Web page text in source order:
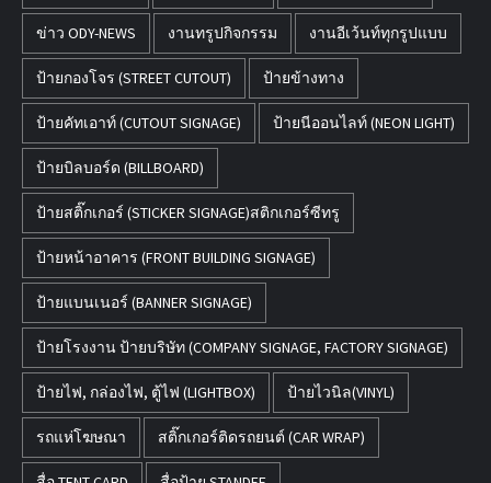
ข่าว ODY-NEWS งานทรูปกิจกรรม งานอีเว้นท์ทุกรูปแบบ
ป้ายกองโจร (STREET CUTOUT) ป้ายข้างทาง
ป้ายคัทเอาท์ (CUTOUT SIGNAGE) ป้ายนีออนไลท์ (NEON LIGHT)
ป้ายบิลบอร์ด (BILLBOARD)
ป้ายสติ๊กเกอร์ (STICKER SIGNAGE)สติกเกอร์ซีทรู
ป้ายหน้าอาคาร (FRONT BUILDING SIGNAGE)
ป้ายแบนเนอร์ (BANNER SIGNAGE)
ป้ายโรงงาน ป้ายบริษัท (COMPANY SIGNAGE, FACTORY SIGNAGE)
ป้ายไฟ, กล่องไฟ, ตู้ไฟ (LIGHTBOX) ป้ายไวนิล(VINYL)
รถแห่โฆษณา สติ๊กเกอร์ติดรถยนต์ (CAR WRAP)